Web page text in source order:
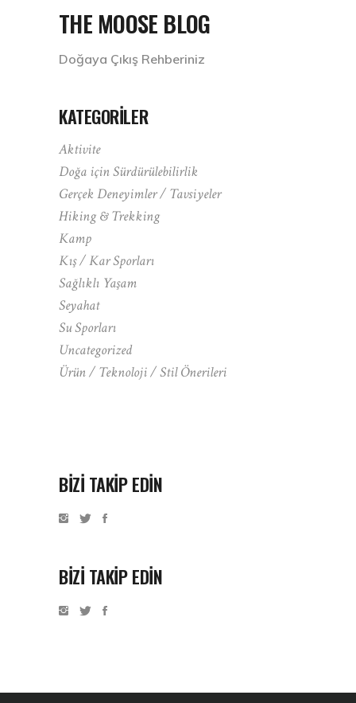
THE MOOSE BLOG
Doğaya Çıkış Rehberiniz
KATEGORILER
Aktivite
Doğa için Sürdürülebilirlik
Gerçek Deneyimler / Tavsiyeler
Hiking & Trekking
Kamp
Kış / Kar Sporları
Sağlıklı Yaşam
Seyahat
Su Sporları
Uncategorized
Ürün / Teknoloji / Stil Önerileri
BIZI TAKIP EDIN
BİZİ TAKİP EDİN